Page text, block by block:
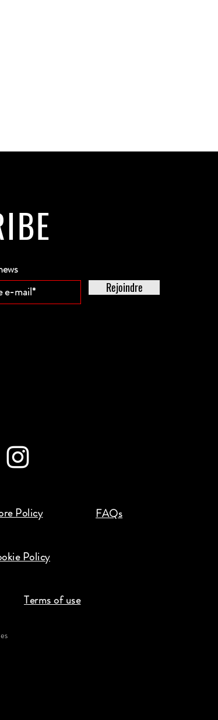
Rejoindre
Policy FAQs
Policy
Terms of use